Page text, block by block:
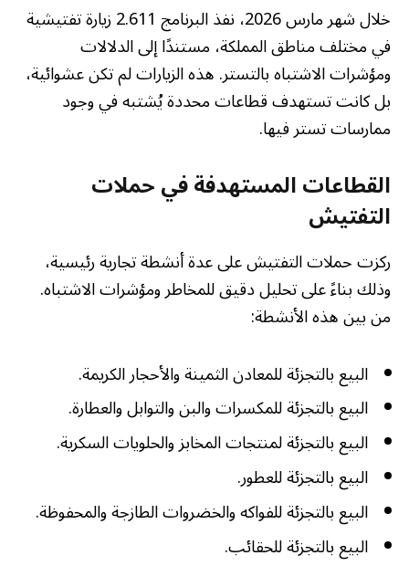
خلال شهر مارس 2026، نفذ البرنامج 2.611 زيارة تفتيشية
في مختلف مناطق المملكة، مستندًا إلى الدلالات
ومؤشرات الاشتباه بالتستر. هذه الزيارات لم تكن عشوائية،
بل كانت تستهدف قطاعات محددة يُشتبه في وجود
ممارسات تستر فيها.
القطاعات المستهدفة في حملات
التفتيش
ركزت حملات التفتيش على عدة أنشطة تجارية رئيسية،
وذلك بناءً على تحليل دقيق للمخاطر ومؤشرات الاشتباه.
من بين هذه الأنشطة:
البيع بالتجزئة للمعادن الثمينة والأحجار الكريمة.
البيع بالتجزئة للمكسرات والبن والتوابل والعطارة.
البيع بالتجزئة لمنتجات المخابز والحلويات السكرية.
البيع بالتجزئة للعطور.
البيع بالتجزئة للفواكه والخضروات الطازجة والمحفوظة.
البيع بالتجزئة للحقائب.